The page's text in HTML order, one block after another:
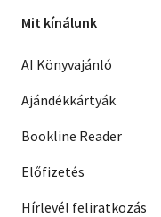
Mit kínálunk
AI Könyvajánló
Ajándékkártyák
Bookline Reader
Előfizetés
Hírlevél feliratkozás